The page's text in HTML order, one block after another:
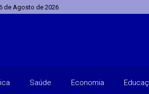
de Agosto de 2026
Saúde Economia